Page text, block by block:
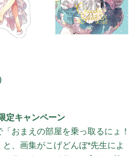
定キャンペーン
おまえの部屋を乗っ取るにょ！
、画集がこげどんぼ*先生によ